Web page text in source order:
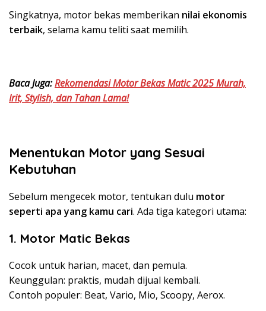
Singkatnya, motor bekas memberikan nilai ekonomis
terbaik, selama kamu teliti saat memilih.
Baca Juga:Rekomendasi Motor Bekas Matic 2025 Murah,
Irit, Stylish, dan Tahan Lama!
Menentukan Motor yang Sesuai
Kebutuhan
Sebelum mengecek motor, tentukan dulu motor
seperti apa yang kamu cari. Ada tiga kategori utama:
1. Motor Matic Bekas
Cocok untuk harian, macet, dan pemula.
Keunggulan: praktis, mudah dijual kembali.
Contoh populer: Beat, Vario, Mio, Scoopy, Aerox.